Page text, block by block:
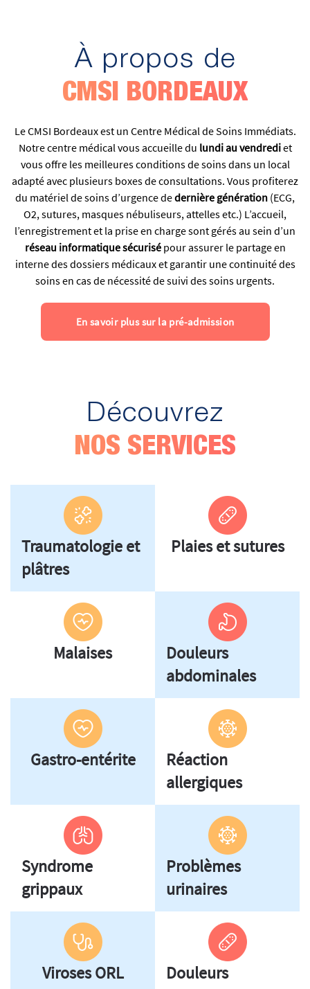
À propos de
CMSI BORDEAUX
Le CMSI Bordeaux est un Centre Médical de Soins Immédiats.
Notre centre médical vous accueille du lundi au vendrediet
vous offre les meilleures conditions de soins dans un local
adapté avec plusieurs boxes de consultations. Vous profiterez
du matériel de soins d’urgence dedernière génération (ECG,
O2, sutures, masques nébuliseurs, attelles etc.) L’accueil,
l’enregistrement et la prise en charge sont gérés au sein d’un
réseau informatique sécurisépour assurer le partage en
interne des dossiers médicaux et garantir une continuité des
soins en cas de nécessité de suivi des soins urgents.
En savoir plus sur la pré-admission
Découvrez
NOS SERVICES
Traumatologie et
plâtres
Plaies et sutures
Malaises
Douleurs
abdominales
Gastro-entérite
Réaction
allergiques
Syndrome
grippaux
Problèmes
urinaires
Viroses ORL
Douleurs